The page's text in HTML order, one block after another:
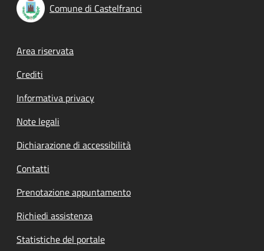
Comune di Castelfranci
Footer menu
Area riservata
Crediti
Informativa privacy
Note legali
Dichiarazione di accessibilità
Contatti
Prenotazione appuntamento
Richiedi assistenza
Statistiche del portale